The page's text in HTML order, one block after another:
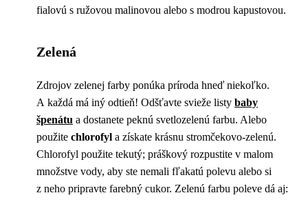
fialovú s ružovou malinovou alebo s modrou kapustovou.
Zelená
Zdrojov zelenej farby ponúka príroda hneď niekoľko.
A každá má iný odtieň! Odšťavte svieže listy baby
špenátu a dostanete peknú svetlozelenú farbu. Alebo
použite chlorofyl a získate krásnu stromčekovo-zelenú.
Chlorofyl použite tekutý; práškový rozpustite v malom
množstve vody, aby ste nemali fľakatú polevu alebo si
z neho pripravte farebný cukor. Zelenú farbu poleve dá aj: